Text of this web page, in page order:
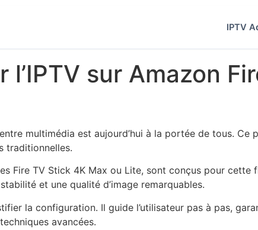
IPTV
sur Amazon
multimédia est aujourd’hui à la portée de tous.
traditionnelles.
Fire TV Stick 4K Max ou Lite, sont conçus pour
et une qualité d’image remarquables.
la configuration. Il guide l’utilisateur pas à pas,
avancées.